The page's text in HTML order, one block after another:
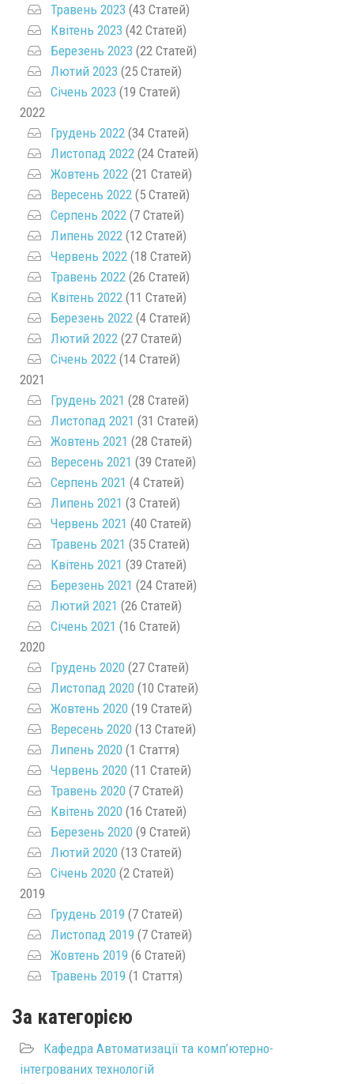
Травень 2023 (43 Статей)
Квітень 2023 (42 Статей)
Березень 2023 (22 Статей)
Лютий 2023 (25 Статей)
Січень 2023 (19 Статей)
2022
Грудень 2022 (34 Статей)
Листопад 2022 (24 Статей)
Жовтень 2022 (21 Статей)
Вересень 2022 (5 Статей)
Серпень 2022 (7 Статей)
Липень 2022 (12 Статей)
Червень 2022 (18 Статей)
Травень 2022 (26 Статей)
Квітень 2022 (11 Статей)
Березень 2022 (4 Статей)
Лютий 2022 (27 Статей)
Січень 2022 (14 Статей)
2021
Грудень 2021 (28 Статей)
Листопад 2021 (31 Статей)
Жовтень 2021 (28 Статей)
Вересень 2021 (39 Статей)
Серпень 2021 (4 Статей)
Липень 2021 (3 Статей)
Червень 2021 (40 Статей)
Травень 2021 (35 Статей)
Квітень 2021 (39 Статей)
Березень 2021 (24 Статей)
Лютий 2021 (26 Статей)
Січень 2021 (16 Статей)
2020
Грудень 2020 (27 Статей)
Листопад 2020 (10 Статей)
Жовтень 2020 (19 Статей)
Вересень 2020 (13 Статей)
Липень 2020 (1 Стаття)
Червень 2020 (11 Статей)
Травень 2020 (7 Статей)
Квітень 2020 (16 Статей)
Березень 2020 (9 Статей)
Лютий 2020 (13 Статей)
Січень 2020 (2 Статей)
2019
Грудень 2019 (7 Статей)
Листопад 2019 (7 Статей)
Жовтень 2019 (6 Статей)
Травень 2019 (1 Стаття)
За категорією
Кафедра Автоматизації та комп’ютерно-
інтегрованих технологій